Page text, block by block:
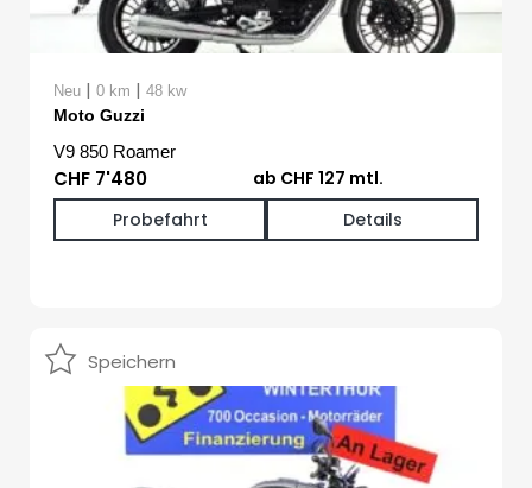
Neu | 0 km | 48 kw
Moto Guzzi
V9 850 Roamer
CHF 7'480
ab CHF 127 mtl.
Probefahrt
Details
Speichern